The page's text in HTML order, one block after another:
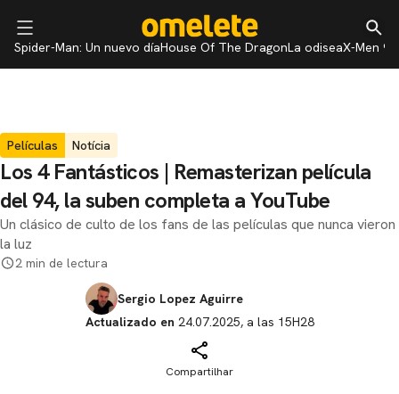
Spider-Man: Un nuevo díaHouse Of The DragonLa odiseaX-Men 97
Películas Notícia
Los 4 Fantásticos | Remasterizan película
del 94, la suben completa a YouTube
Un clásico de culto de los fans de las películas que nunca vieron
la luz
2 min de lectura
Sergio Lopez Aguirre
Actualizado en 24.07.2025, a las 15H28
Compartilhar